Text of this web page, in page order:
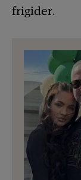
frigider.